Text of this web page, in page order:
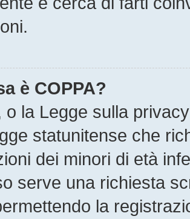
è COPPA?
o la Legge sulla
statunitense che
dei minori di età
serve una richiesta
la